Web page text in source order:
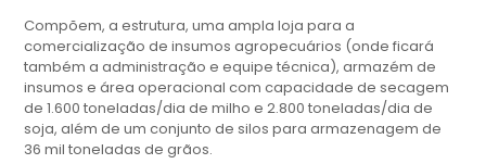
Compõem, a estrutura, uma ampla loja para a
comercialização de insumos agropecuários (onde ficará
também a administração e equipe técnica), armazém de
insumos e área operacional com capacidade de secagem
de 1.600 toneladas/dia de milho e 2.800 toneladas/dia de
soja, além de um conjunto de silos para armazenagem de
36 mil toneladas de grãos.